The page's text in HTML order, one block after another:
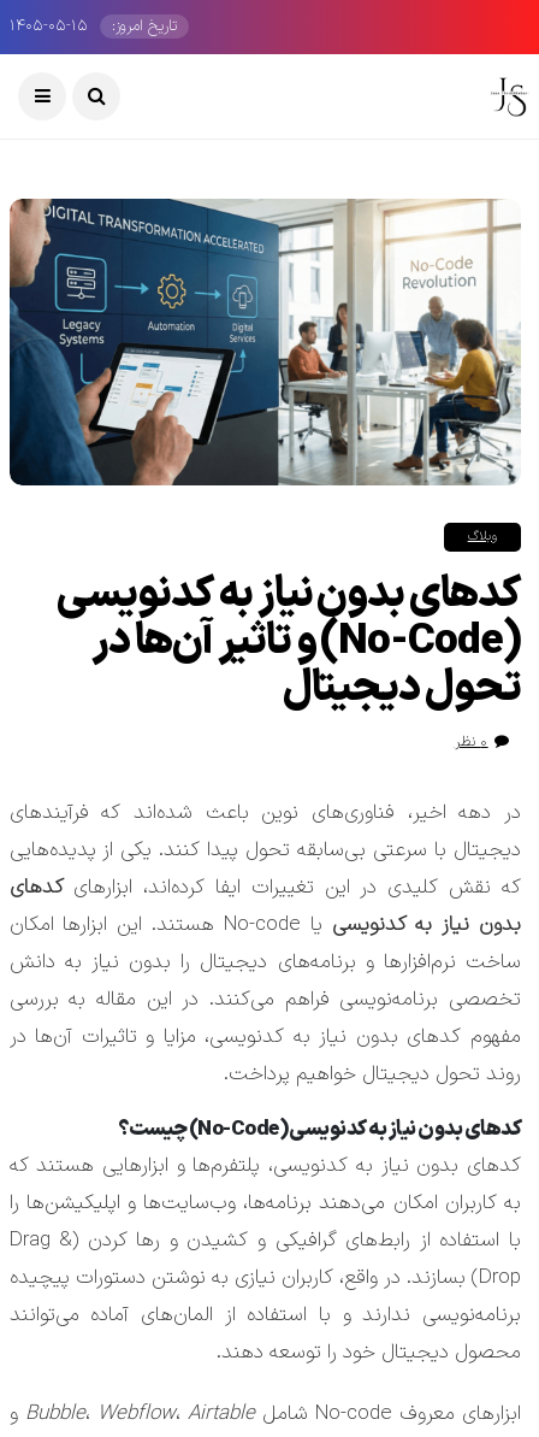
تاریخ امروز: ۱۴۰۵-۰۵-۱۵
وبلاگ
کدهای بدون نیاز به کدنویسی
(No-Code) و تاثیر آن‌ها در
تحول دیجیتال
۰ نظر
در دهه اخیر، فناوری‌های نوین باعث شده‌اند که فرآیندهای
دیجیتال با سرعتی بی‌سابقه تحول پیدا کنند. یکی از پدیده‌هایی
که نقش کلیدی در این تغییرات ایفا کرده‌اند، ابزارهای کدهای
بدون نیاز به کدنویسی
یا No-code هستند. این ابزارها امکان
ساخت نرم‌افزارها و برنامه‌های دیجیتال را بدون نیاز به دانش
تخصصی برنامه‌نویسی فراهم می‌کنند. در این مقاله به بررسی
مفهوم کدهای بدون نیاز به کدنویسی، مزایا و تاثیرات آن‌ها در
روند تحول دیجیتال خواهیم پرداخت.
کدهای بدون نیاز به کدنویسی (No-Code) چیست؟
کدهای بدون نیاز به کدنویسی، پلتفرم‌ها و ابزارهایی هستند که
به کاربران امکان می‌دهند برنامه‌ها، وب‌سایت‌ها و اپلیکیشن‌ها را
با استفاده از رابط‌های گرافیکی و کشیدن و رها کردن (Drag &
Drop) بسازند. در واقع، کاربران نیازی به نوشتن دستورات پیچیده
برنامه‌نویسی ندارند و با استفاده از المان‌های آماده می‌توانند
محصول دیجیتال خود را توسعه دهند.
ابزارهای معروف No-code شامل
Bubble ،Webflow ،Airtable
و